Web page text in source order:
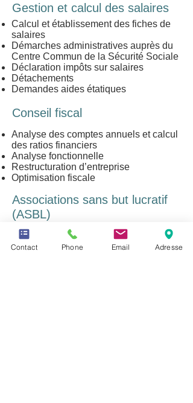
Gestion et calcul des salaires
Calcul et établissement des fiches de
salaires
Démarches administratives auprès du
Centre Commun de la Sécurité Sociale
Déclaration impôts sur salaires
Détachements
Demandes aides étatiques
Conseil fiscal
Analyse des comptes annuels et calcul
des ratios financiers
Analyse fonctionnelle
Restructuration d’entreprise
Optimisation fiscale
Associations sans but lucratif
(ASBL)
Etablissement des statuts
Démarches auprès du Registre de
Contact Phone Email Adresse